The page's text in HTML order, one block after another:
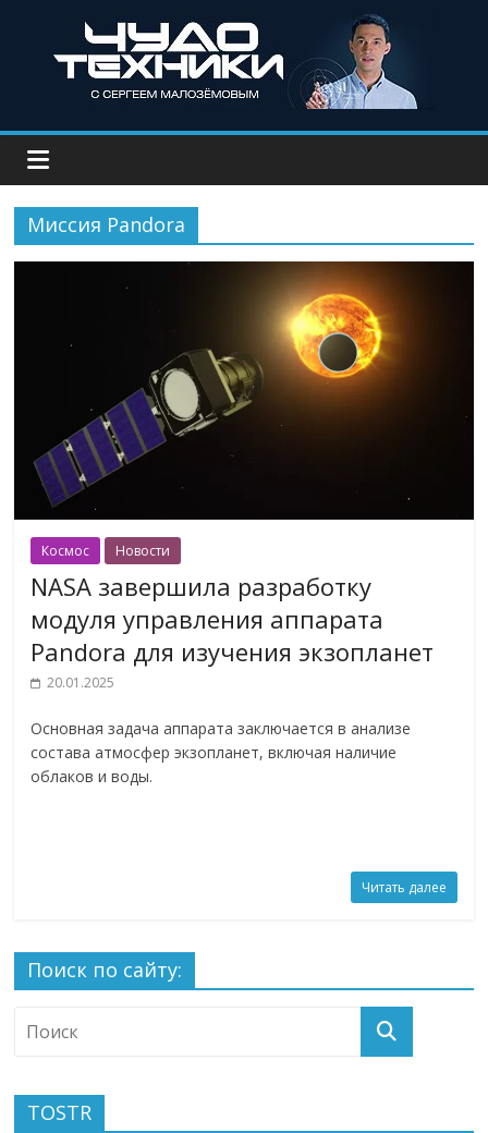
Миссия Pandora
Космос Новости
NASA завершила разработку
модуля управления аппарата
Pandora для изучения экзопланет
20.01.2025
Основная задача аппарата заключается в анализе
состава атмосфер экзопланет, включая наличие
облаков и воды.
Читать далее
Поиск по сайту:
TOSTR